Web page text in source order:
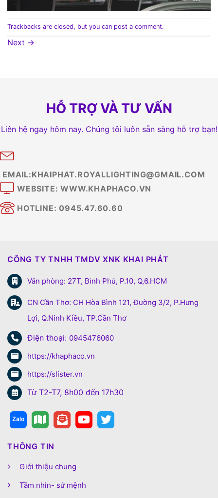
Trackbacks are closed, but you can post a comment.
Next →
HỖ TRỢ VÀ TƯ VẤN
Liên hệ ngay hôm nay. Chúng tôi luôn sẵn sàng hỗ trợ bạn!
EMAIL:KHAIPHAT.ROYALLIGHTING@GMAIL.COM
WEBSITE: WWW.KHAPHACO.VN
HOTLINE: 0945.47.60.60
CÔNG TY TNHH TMDV XNK KHAI PHÁT
Văn phòng: 27T, Bình Phú, P.10, Q,6.HCM
CN Cần Thơ: CH Hòa Bình 121, Đường 3/2, P.Hưng
Lợi, Q.Ninh Kiều, TP.Cần Thơ
Điện thoại: 0945476060
https://khaphaco.vn
https://slister.vn
Từ T2-T7, 8h00 đến 17h30
THÔNG TIN
Giới thiệu chung
Tầm nhìn- sứ mệnh